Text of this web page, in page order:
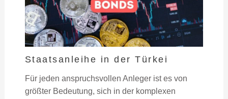
Staatsanleihe in der Türkei
Für jeden anspruchsvollen Anleger ist es von
größter Bedeutung, sich in der komplexen